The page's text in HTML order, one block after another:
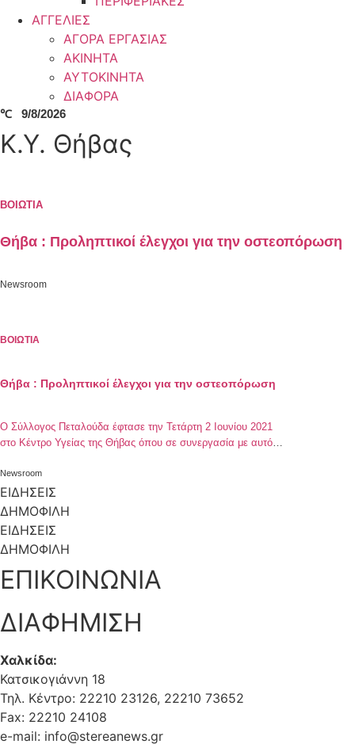
ΑΓΓΕΛΙΕΣ
ΑΓΟΡΑ ΕΡΓΑΣΙΑΣ
ΑΚΙΝΗΤΑ
ΑΥΤΟΚΙΝΗΤΑ
ΔΙΑΦΟΡΑ
℃ 9/8/2026
Κ.Υ. Θήβας
ΒΟΙΩΤΙΑ
Θήβα : Προληπτικοί έλεγχοι για την οστεοπόρωση
Newsroom
ΒΟΙΩΤΙΑ
Θήβα : Προληπτικοί έλεγχοι για την οστεοπόρωση
Ο Σύλλογος Πεταλούδα έφτασε την Τετάρτη 2 Ιουνίου 2021
στο Κέντρο Υγείας της Θήβας όπου σε συνεργασία με αυτό
στόχο την ενημέρωση του κόσμου και την ευαισθητοποίηση
του κοινού ώστε να μπορέσουν ξανά όλες οι γυναίκες και
όλοι οι άντρες να ασχοληθούν με την σκελετική τους υγεία.
Newsroom
ΕΙΔΗΣΕΙΣ
ΔΗΜΟΦΙΛΗ
ΕΙΔΗΣΕΙΣ
ΔΗΜΟΦΙΛΗ
ΕΠΙΚΟΙΝΩΝΙΑ
ΔΙΑΦΗΜΙΣΗ
Χαλκίδα:
Κατσικογιάννη 18
Τηλ. Κέντρο: 22210 23126, 22210 73652
Fax: 22210 24108
e-mail: info@stereanews.gr